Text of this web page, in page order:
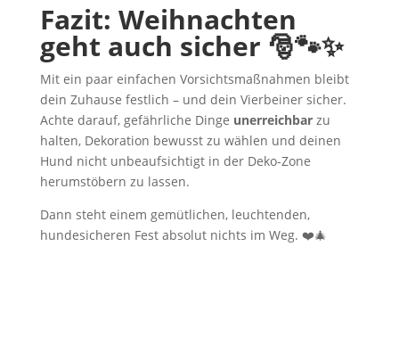
Fazit: Weihnachten
geht auch sicher 🎅🐾✨
Mit ein paar einfachen Vorsichtsmaßnahmen bleibt
dein Zuhause festlich – und dein Vierbeiner sicher.
Achte darauf, gefährliche Dinge unerreichbarzu
halten, Dekoration bewusst zu wählen und deinen
Hund nicht unbeaufsichtigt in der Deko-Zone
herumstöbern zu lassen.
Dann steht einem gemütlichen, leuchtenden,
hundesicheren Fest absolut nichts im Weg. ❤️🎄